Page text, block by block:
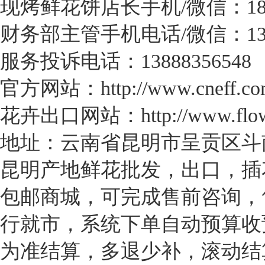
现烤鲜花饼店长手机/微信：
财务部主管手机电话/微信：
服务投诉电话：13888356548
官方网站：http://
花卉出口网站：http://
地址：云南省昆明市呈贡区
昆明产地鲜花批发，出口，
包邮商城，可完成售前咨询
行就市，系统下单自动预算
为准结算，多退少补，滚动